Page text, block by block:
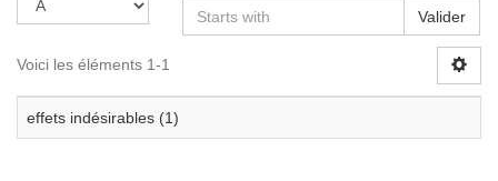
Valider
Voici les éléments 1-1
effets indésirables (1)